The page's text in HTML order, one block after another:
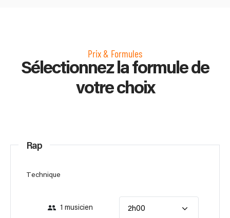
Prix & Formules
Sélectionnez la formule de
votre choix
Rap
Technique
1 musicien 2h00